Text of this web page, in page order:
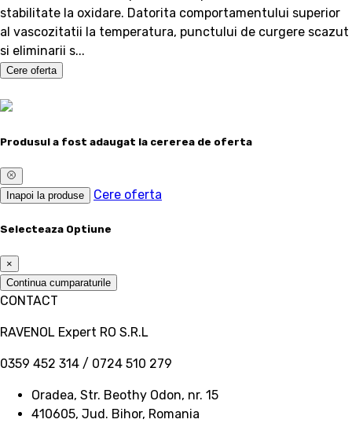
stabilitate la oxidare. Datorita comportamentului superior
al vascozitatii la temperatura, punctului de curgere scazut
si eliminarii s...
Cere oferta
Produsul a fost adaugat la cererea de oferta
Inapoi la produse Cere oferta
Selecteaza Optiune
×
Continua cumparaturile
CONTACT
RAVENOL Expert RO S.R.L
0359 452 314 / 0724 510 279
Oradea, Str. Beothy Odon, nr. 15
410605, Jud. Bihor, Romania